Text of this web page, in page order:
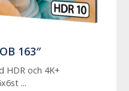
163″
HDR och 4K+
...